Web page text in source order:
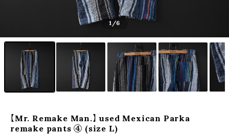
1 /6
【Mr. Remake Man.】 used Mexican Parka
remake pants ④ (size L)